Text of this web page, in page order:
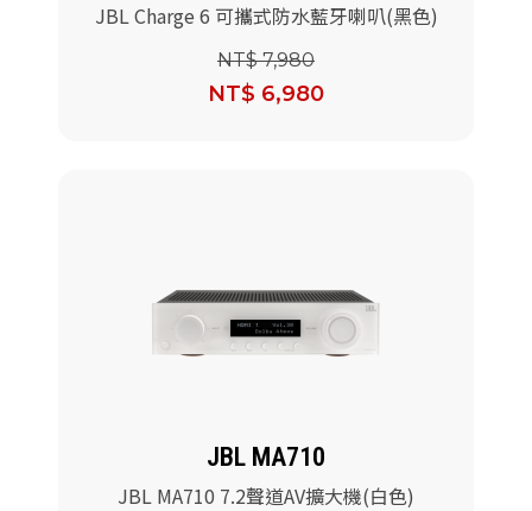
JBL Charge 6 可攜式防水藍牙喇叭(黑色)
NT$ 7,980
NT$ 6,980
JBL MA710
JBL MA710 7.2聲道AV擴大機(白色)